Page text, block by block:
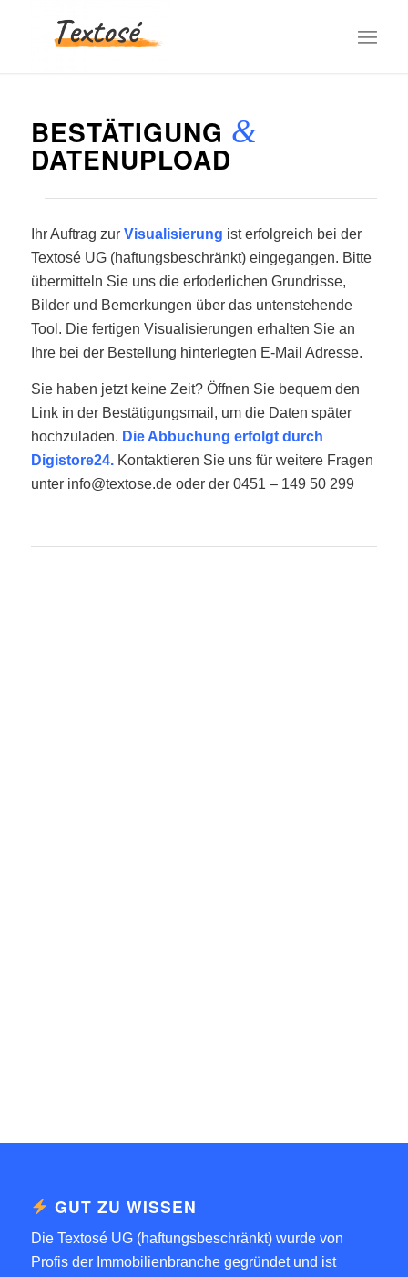
BESTÄTIGUNG &
DATENUPLOAD
Ihr Auftrag zur Visualisierung ist erfolgreich bei der
Textosé UG (haftungsbeschränkt) eingegangen. Bitte
übermitteln Sie uns die erfoderlichen Grundrisse,
Bilder und Bemerkungen über das untenstehende
Tool. Die fertigen Visualisierungen erhalten Sie an
Ihre bei der Bestellung hinterlegten E-Mail Adresse.
Sie haben jetzt keine Zeit? Öffnen Sie bequem den
Link in der Bestätigungsmail, um die Daten später
hochzuladen. Die Abbuchung erfolgt durch
Digistore24. Kontaktieren Sie uns für weitere Fragen
unter info@textose.de oder der 0451 – 149 50 299
GUT ZU WISSEN
Die Textosé UG (haftungsbeschränkt) wurde von
Profis der Immobilienbranche gegründet und ist